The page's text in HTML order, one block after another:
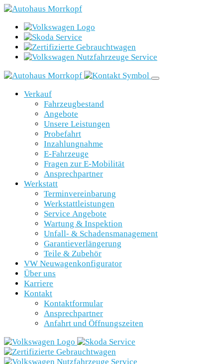
Verkauf
Fahrzeugbestand
Angebote
Unsere Leistungen
Probefahrt
Inzahlungnahme
E-Fahrzeuge
Fragen zur E-Mobilität
Ansprechpartner
Werkstatt
Terminvereinbarung
Werkstattleistungen
Service Angebote
Wartung & Inspektion
Unfall- & Schadensmanagement
Garantieverlängerung
Teile & Zubehör
VW Neuwagenkonfigurator
Über uns
Karriere
Kontakt
Kontaktformular
Ansprechpartner
Anfahrt und Öffnungszeiten